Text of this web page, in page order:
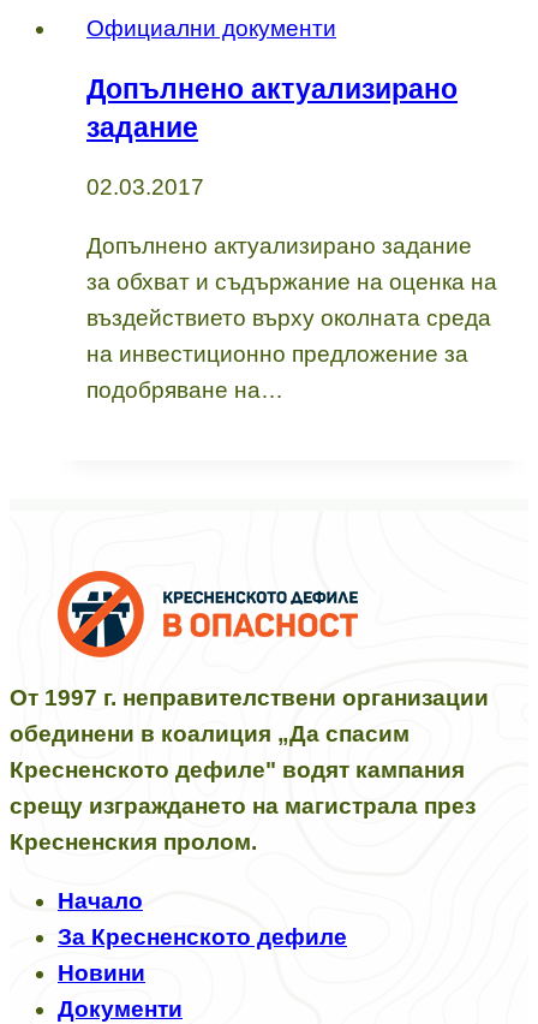
Официални документи
Допълнено актуализирано
задание
02.03.2017
Допълнено актуализирано задание
за обхват и съдържание на оценка на
въздействието върху околната среда
на инвестиционно предложение за
подобряване на…
От 1997 г. неправителствени организации
обединени в коалиция „Да спасим
Кресненското дефиле" водят кампания
срещу изграждането на магистрала през
Кресненския пролом.
Начало
За Кресненското дефиле
Новини
Документи